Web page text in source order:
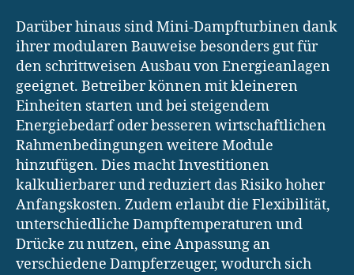
Darüber hinaus sind Mini-Dampfturbinen dank
ihrer modularen Bauweise besonders gut für
den schrittweisen Ausbau von Energieanlagen
geeignet. Betreiber können mit kleineren
Einheiten starten und bei steigendem
Energiebedarf oder besseren wirtschaftlichen
Rahmenbedingungen weitere Module
hinzufügen. Dies macht Investitionen
kalkulierbarer und reduziert das Risiko hoher
Anfangskosten. Zudem erlaubt die Flexibilität,
unterschiedliche Dampftemperaturen und
Drücke zu nutzen, eine Anpassung an
verschiedene Dampferzeuger, wodurch sich